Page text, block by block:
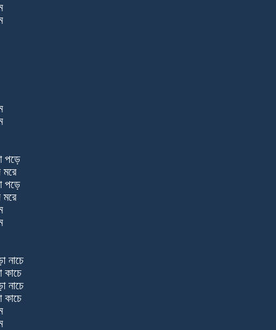
পড়ে
মরে
পড়ে
মরে
নাচে
কাচে
নাচে
কাচে